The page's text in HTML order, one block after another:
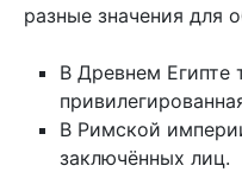
разные значения для
В Древнем Египте
В Римской
заключённых лиц.